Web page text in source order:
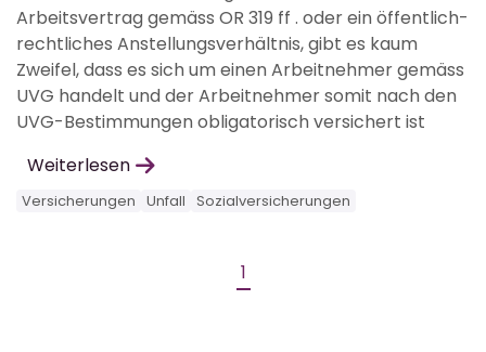
Arbeitsvertrag gemäss OR 319 ff . oder ein öffentlich-
rechtliches Anstellungsverhältnis, gibt es kaum
Zweifel, dass es sich um einen Arbeitnehmer gemäss
UVG handelt und der Arbeitnehmer somit nach den
UVG-Bestimmungen obligatorisch versichert ist
Weiterlesen
Versicherungen Unfall Sozialversicherungen
1